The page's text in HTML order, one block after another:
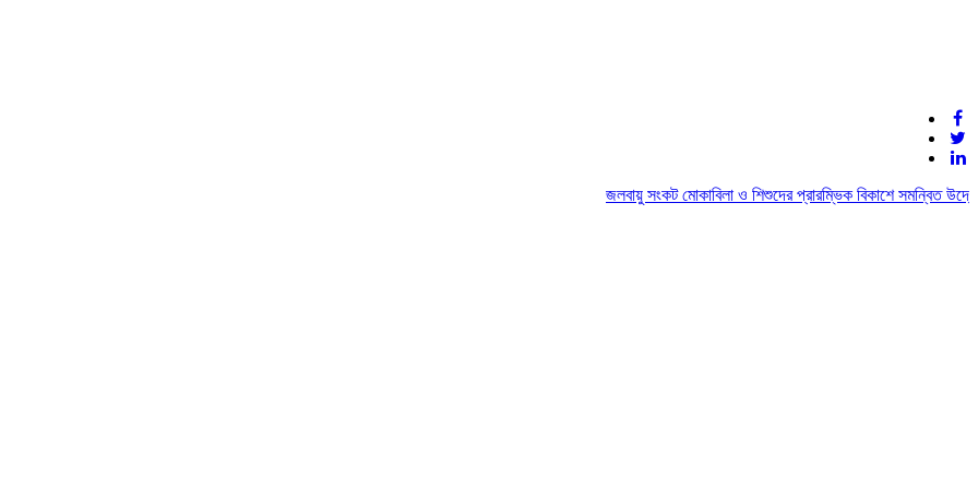
জলবায়ু সংকট মোকাবিলা ও শিশুদের প্রারম্ভিক বিকাশে সমন্বিত